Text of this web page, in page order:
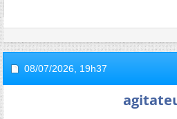
08/07/2026, 19h37